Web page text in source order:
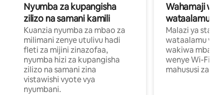
Nyumba za kupangisha
zilizo na samani kamili
Kuanzia nyumba za mbao za
milimani zenye utulivu hadi
fleti za mijini zinazofaa,
nyumba hizi za kupangisha
zilizo na samani zina
vistawishi vyote vya
nyumbani.
Wahamaji
wataalamu
Malazi ya
wataalamu
wakiwa mbali
wenye Wi-Fi
mahususi za